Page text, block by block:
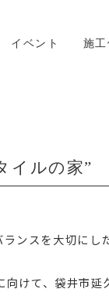
イベント 施工
イルの家”
ンスを大切にし
向けて、袋井市延